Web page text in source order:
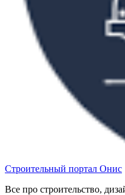
Строительный портал Онис
Все про строительство,